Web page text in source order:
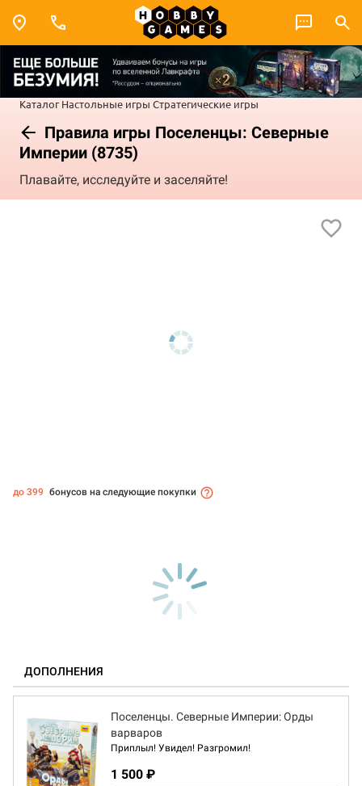
Каталог Настольные игры Стратегические игры
Правила игры Поселенцы: Северные
Империи (8735)
Плавайте, исследуйте и заселяйте!
до 399 бонусов на следующие покупки
ДОПОЛНЕНИЯ
Поселенцы. Северные Империи: Орды
варваров
Приплыл! Увидел! Разгромил!
1 500 ₽